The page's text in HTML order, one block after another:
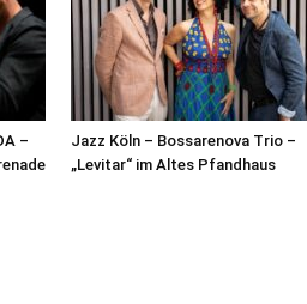
–
Jazz Köln – Bossarenova Trio –
„Levitar“ im Altes Pfandhaus